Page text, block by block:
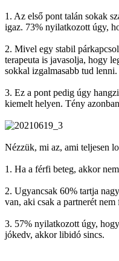
1. Az első pont talán sokak
igaz. 73% nyilatkozott úgy,
2. Mivel egy stabil
terapeuta is javasolja, hogy
sokkal izgalmasabb tud
3. Ez a pont pedig úgy
kiemelt helyen. Tény
Nézzük, mi az, ami teljesen
1. Ha a férfi beteg, akkor
2. Ugyancsak 60% tartja
van, aki csak a partnerét
3. 57% nyilatkozott úgy,
jókedv, akkor libidó sincs.